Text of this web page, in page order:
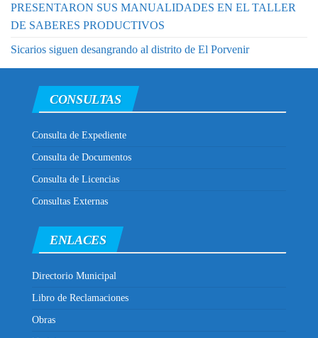
PRESENTARON SUS MANUALIDADES EN EL TALLER
DE SABERES PRODUCTIVOS
Sicarios siguen desangrando al distrito de El Porvenir
CONSULTAS
Consulta de Expediente
Consulta de Documentos
Consulta de Licencias
Consultas Externas
ENLACES
Directorio Municipal
Libro de Reclamaciones
Obras